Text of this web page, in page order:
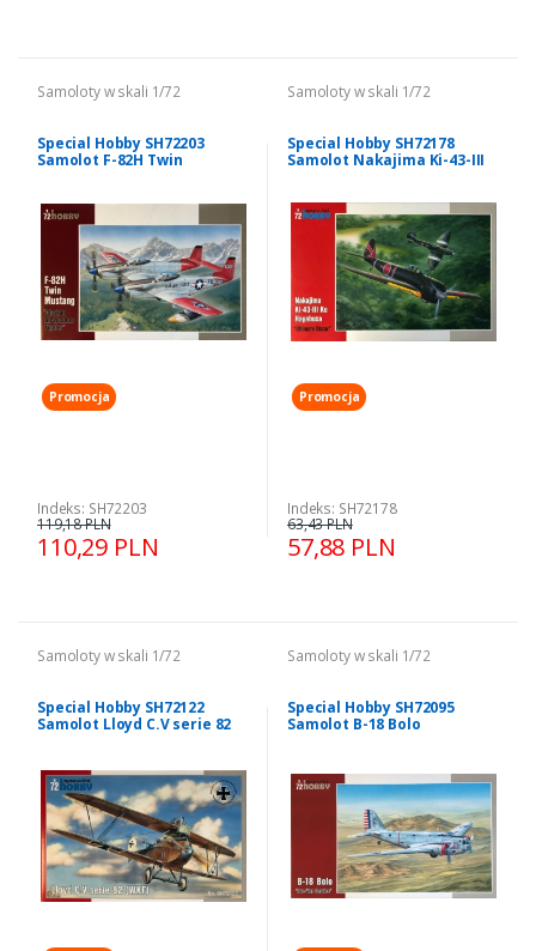
Samoloty w skali 1/72
Special Hobby SH72203
Samolot F-82H Twin
Promocja
Indeks: SH72203
110,29 PLN
119,18 PLN
Samoloty w skali 1/72
Special Hobby SH72178
Samolot Nakajima Ki-43-III
Promocja
Indeks: SH72178
57,88 PLN
63,43 PLN
Samoloty w skali 1/72
Special Hobby SH72122
Samolot Lloyd C.V serie 82
Samoloty w skali 1/72
Special Hobby SH72095
Samolot B-18 Bolo